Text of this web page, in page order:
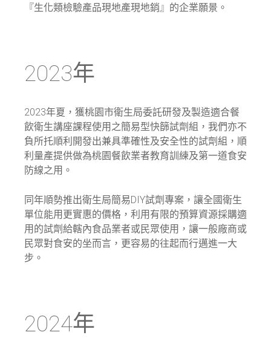
『生化類檢驗產品現地產現地銷』的企業願景。
2023年
2023年夏，獲桃園市衛生局委託研發及製造適合餐
飲衛生講座課程使用之簡易型快篩試劑組，我們亦不
負所托順利開發出兼具準確性及安全性的試劑組，順
利量產提供做為桃園餐飲業者教育訓練及第一道食安
防線之用。
同年順勢推出衛生局簡易DIY試劑專案，讓全國衛生
單位能用更實惠的價格，利用有限的預算資源採購適
用的試劑給轄內食品業者或民眾使用，讓一般廠商或
民眾對食安的坐而言，更容易的往起而行邁進一大
步。
2024年